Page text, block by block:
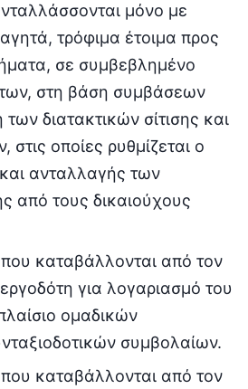
μόνο με
τρόφιμα έτοιμα προς
σε συμβεβλημένο
στη βάση συμβάσεων
διατακτικών σίτισης και
οποίες ρυθμίζεται ο
ανταλλαγής των
από τους δικαιούχους
καταβάλλονται από τον
για λογαριασμό του
ομαδικών
συμβολαίων.
καταβάλλονται από τον